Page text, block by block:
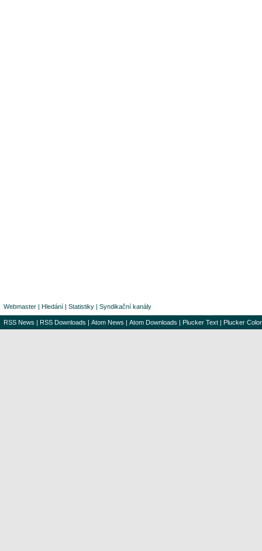
Webmaster | Hledání | Statistiky | Syndikační kanály
RSS News | RSS Downloads | Atom News | Atom Downloads | Plucker Text | Plucker Color